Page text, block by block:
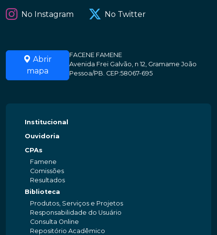
No Instagram No Twitter
Abrir
mapa
FACENE FAMENE
Avenida Frei Galvão, n 12, Gramame João
Pessoa/PB. CEP:58067-695
Institucional
Ouvidoria
CPAs
Famene
Comissões
Resultados
Biblioteca
Produtos, Serviços e Projetos
Responsabilidade do Usuário
Consulta Online
Repositório Acadêmico